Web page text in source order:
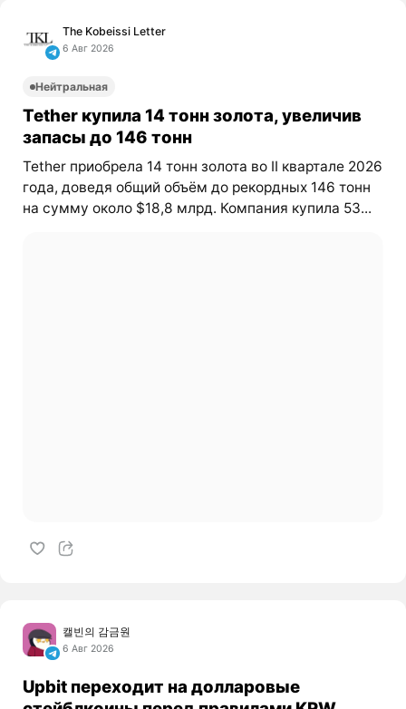
The Kobeissi Letter
6 Авг 2026
Нейтральная
Tether купила 14 тонн золота, увеличив
запасы до 146 тонн
Tether приобрела 14 тонн золота во II квартале 2026
года, доведя общий объём до рекордных 146 тонн
на сумму около $18,8 млрд. Компания купила 53...
캘빈의 감금원
6 Авг 2026
Upbit переходит на долларовые